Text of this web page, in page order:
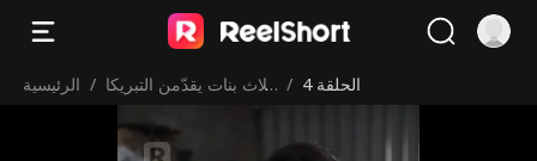
الرئيسية / ثلاث بنات يقدّمن التبريكا
ت
/ الحلقة 4